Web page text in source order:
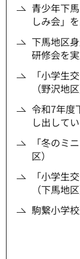
青少年下
しみ会」
下馬地区
研修会を
「小学生
（野沢地区
令和7年度
し出してい
「冬のミ
区）
「小学生
（下馬地区
駒繋小学